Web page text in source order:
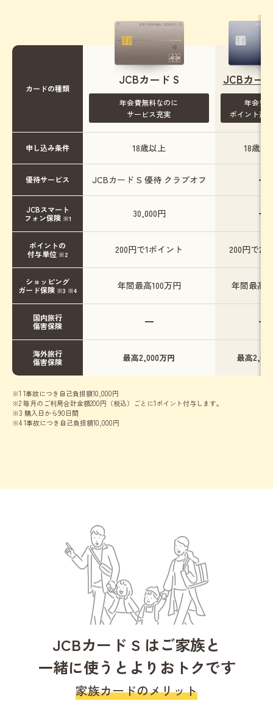
カードの種類
JCBカード S
年会費無料なのに
サービス充実
JCBカー
年会費
ポイント還
申し込み条件 18歳以上 18歳
優待サービス JCBカード S 優待 クラブオフ ━
JCBスマート
フォン保険 ※1 30,000円 ━
ポイントの
付与単位 ※2 200円で1ポイント 200円で2
ショッピング
ガード保険 ※3 ※4 年間最高100万円 年間最高
国内旅行
傷害保険
━ ━
海外旅行
傷害保険
最高2,000万円 最高
※1 1事故につき自己負担額10,000円
※2 毎月のご利用合計金額200円（税込）ごとに1ポイント付与します。
※3 購入日から90日間
※4 1事故につき自己負担額10,000円
JCBカード S はご家族と
一緒に使うとよりおトクです
家族カードのメリット